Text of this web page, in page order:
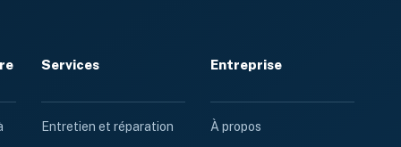
Services
Entretien et réparation
Entreprise
À propos